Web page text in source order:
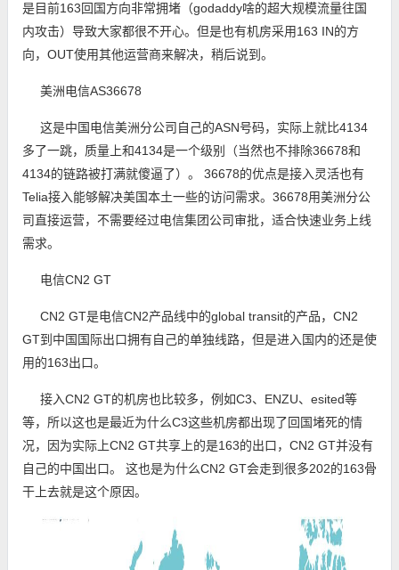
是目前163回国方向非常拥堵（godaddy啥的超大规模流量往国
内攻击）导致大家都很不开心。但是也有机房采用163 IN的方
向，OUT使用其他运营商来解决，稍后说到。
美洲电信AS36678
这是中国电信美洲分公司自己的ASN号码，实际上就比4134
多了一跳，质量上和4134是一个级别（当然也不排除36678和
4134的链路被打满就傻逼了）。 36678的优点是接入灵活也有
Telia接入能够解决美国本土一些的访问需求。36678用美洲分公
司直接运营，不需要经过电信集团公司审批，适合快速业务上线
需求。
电信CN2 GT
CN2 GT是电信CN2产品线中的global transit的产品，CN2
GT到中国国际出口拥有自己的单独线路，但是进入国内的还是使
用的163出口。
接入CN2 GT的机房也比较多，例如C3、ENZU、esited等
等，所以这也是最近为什么C3这些机房都出现了回国堵死的情
况，因为实际上CN2 GT共享上的是163的出口，CN2 GT并没有
自己的中国出口。 这也是为什么CN2 GT会走到很多202的163骨
干上去就是这个原因。